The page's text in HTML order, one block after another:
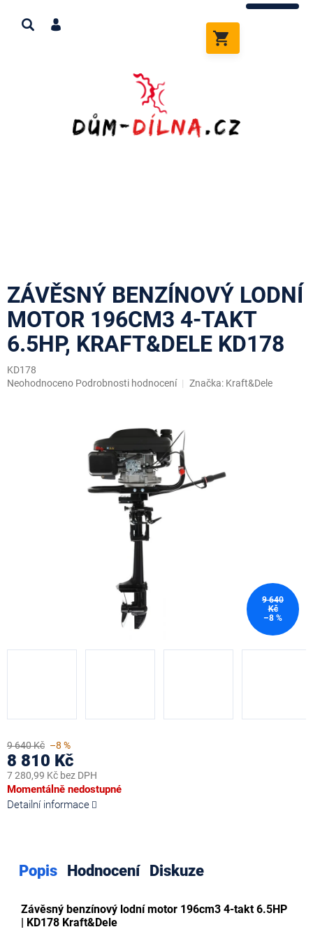
obsah
KOŠÍK
ZÁVĚSNÝ BENZÍNOVÝ LODNÍ
MOTOR 196CM3 4-TAKT
6.5HP, KRAFT&DELE KD178
KD178
Průměrné
Neohodnoceno Podrobnosti hodnocení Značka: Kraft&Dele
9 640
Kč
–8 %
9 640 Kč –8 %
8 810 Kč
7 280,99 Kč bez DPH
Měrná
cena:
Momentálně nedostupné
Detailní informace
Popis Hodnocení Diskuze
Závěsný benzínový lodní motor 196cm3 4-takt 6.5HP
| KD178 Kraft&Dele